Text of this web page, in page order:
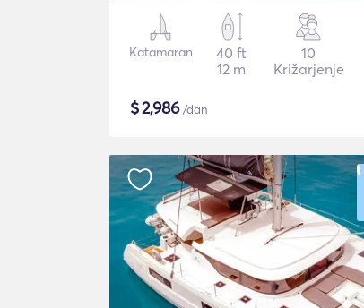
Katamaran
40 ft
12 m
10
Križarjenje
$2,986/dan